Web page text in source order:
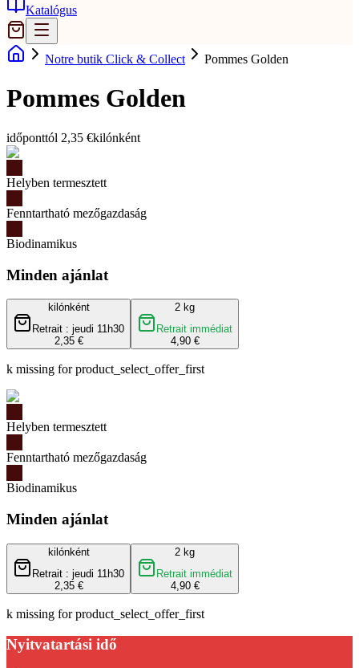
Katalógus
Notre butik Click & Collect Pommes Golden
Pommes Golden
időponttól 2,35 €kilónként
Helyben termesztett
Fenntartható mezőgazdaság
Biodinamikus
Minden ajánlat
kilónként
Retrait : jeudi 11h30
2,35 €
2 kg
Retrait immédiat
4,90 €
k missing for product_select_offer_first
Helyben termesztett
Fenntartható mezőgazdaság
Biodinamikus
Minden ajánlat
kilónként
Retrait : jeudi 11h30
2,35 €
2 kg
Retrait immédiat
4,90 €
k missing for product_select_offer_first
Nyitvatartási idő